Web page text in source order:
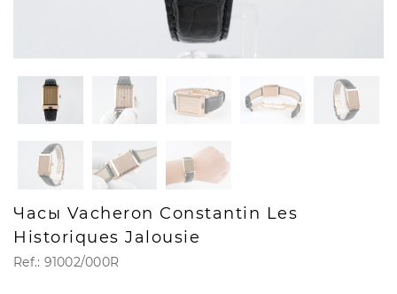
Часы Vacheron Constantin Les
Historiques Jalousie
Ref.: 91002/000R